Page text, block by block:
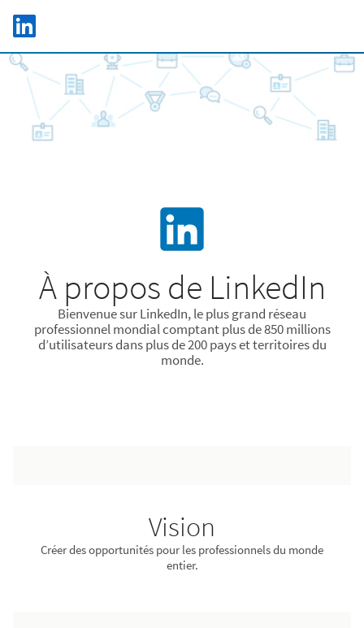
Skip to main content
LinkedIn Logo
À propos de LinkedIn
Bienvenue sur LinkedIn, le plus grand réseau
professionnel mondial comptant plus de 850 millions
d’utilisateurs dans plus de 200 pays et territoires du
monde.
Vision
Créer des opportunités pour les professionnels du monde
entier.